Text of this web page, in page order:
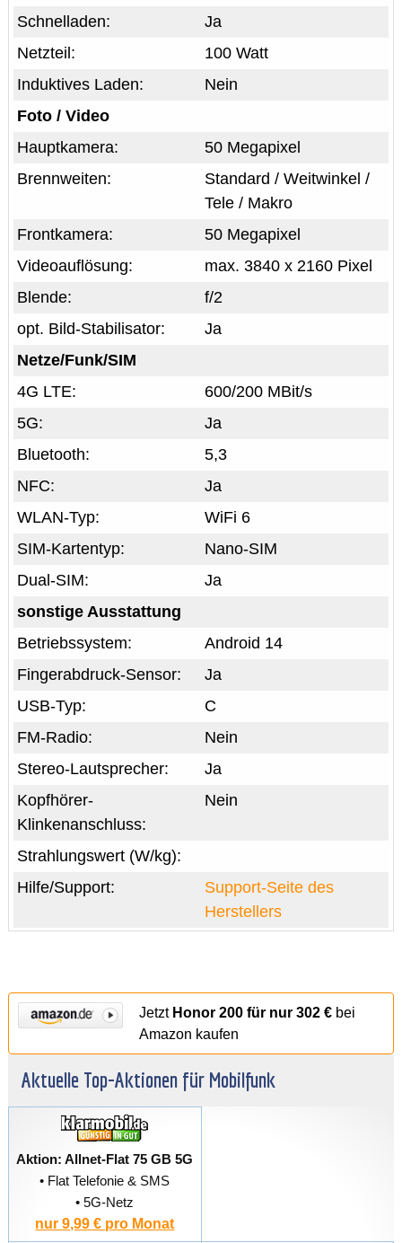
Ja
Schnelladen:
100 Watt
Netzteil:
Nein
Induktives Laden:
Foto / Video
50 Megapixel
Hauptkamera:
Standard / Weitwinkel /
Tele / Makro
Brennweiten:
50 Megapixel
Frontkamera:
max. 3840 x 2160 Pixel
Videoauflösung:
f/2
Blende:
Ja
opt. Bild-Stabilisator:
Netze/Funk/SIM
600/200 MBit/s
4G LTE:
Ja
5G:
5,3
Bluetooth:
Ja
NFC:
WiFi 6
WLAN-Typ:
Nano-SIM
SIM-Kartentyp:
Ja
Dual-SIM:
sonstige Ausstattung
Android 14
Betriebssystem:
Ja
Fingerabdruck-Sensor:
C
USB-Typ:
Nein
FM-Radio:
Ja
Stereo-Lautsprecher:
Nein
Kopfhörer-
Klinkenanschluss:
Strahlungswert (W/kg):
Support-Seite des
Herstellers
Hilfe/Support:
Jetzt Honor 200 für nur 302 €bei
Amazon kaufen
Aktuelle Top-Aktionen für Mobilfunk
Aktion: Allnet-Flat 75 GB 5G
• Flat Telefonie & SMS
• 5G-Netz
nur 9,99 € pro Monat